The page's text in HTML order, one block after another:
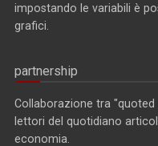
impostando le variabili è
grafici.
partnership
Collaborazione tra "quoted
lettori del quotidiano
economia.